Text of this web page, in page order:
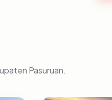
Pasuruan.